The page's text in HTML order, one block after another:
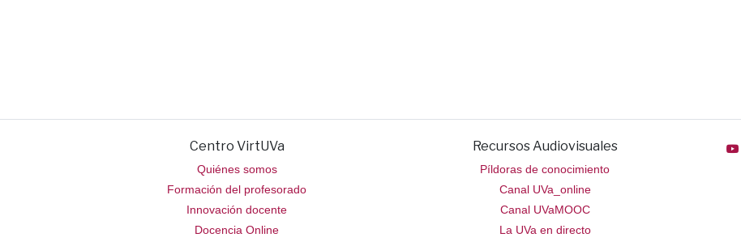
Centro VirtUVa
Quiénes somos
Formación del profesorado
Innovación docente
Docencia Online
Recursos Audiovisuales
Píldoras de conocimiento
Canal UVa_online
Canal UVaMOOC
La UVa en directo